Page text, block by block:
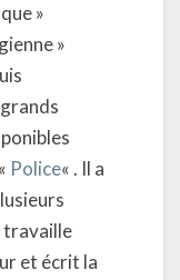
»
»
Police« . Il a
travaille
et écrit la